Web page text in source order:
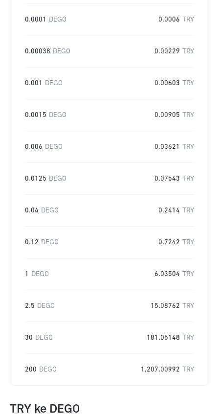
0.0001 DEGO 0.0006 TRY
0.00038 DEGO 0.00229 TRY
0.001 DEGO 0.00603 TRY
0.0015 DEGO 0.00905 TRY
0.006 DEGO 0.03621 TRY
0.0125 DEGO 0.07543 TRY
0.04 DEGO 0.2414 TRY
0.12 DEGO 0.7242 TRY
1 DEGO 6.03504 TRY
2.5 DEGO 15.08762 TRY
30 DEGO 181.05148 TRY
200 DEGO 1,207.00992 TRY
TRY ke DEGO